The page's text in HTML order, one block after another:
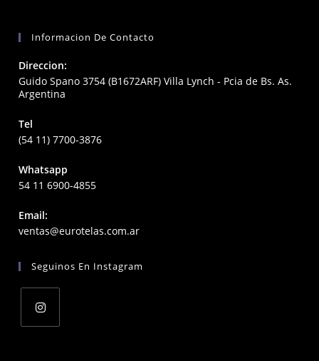
Informacion De Contacto
Direccion:
Guido Spano 3754 (B1672ARF) Villa Lynch - Pcia de Bs. As.
Argentina
Tel
(54 11) 7700-3876
Whatsapp
54 11 6900-4855
Email:
ventas@eurotelas.com.arOpens
application
Seguinos En Instagram